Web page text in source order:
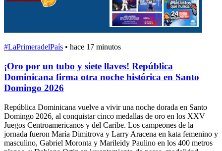
#LaPrimeradelPaís • hace 17 minutos
¡Oro por un tubo y siete llaves! República
Dominicana firma otra noche histórica en Santo
Domingo 2026
República Dominicana vuelve a vivir una noche dorada en Santo
Domingo 2026, al conquistar cinco medallas de oro en los XXV
Juegos Centroamericanos y del Caribe. Los campeones de la
jornada fueron María Dimitrova y Larry Aracena en kata femenino y
masculino, Gabriel Moronta y Marileidy Paulino en los 400 metros